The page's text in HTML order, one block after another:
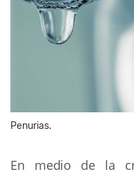
Penurias.
En medio de la